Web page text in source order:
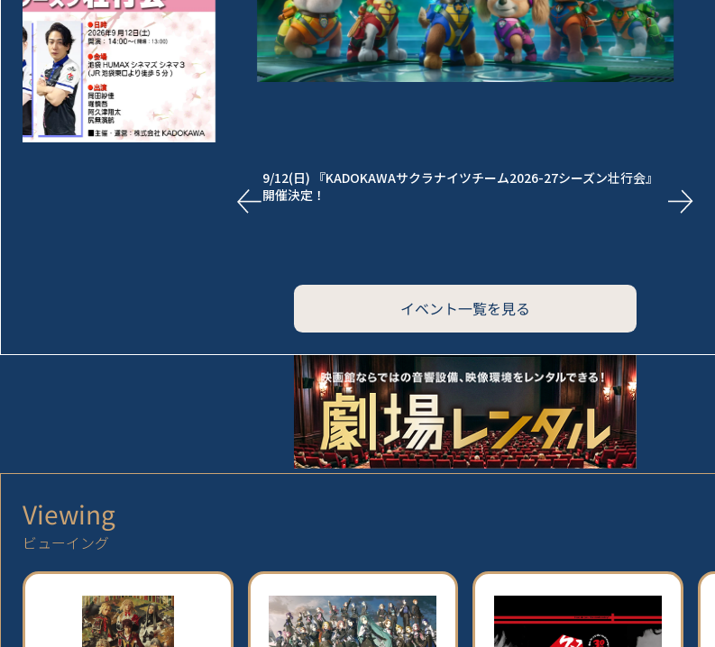
声出しOK＆照明 明るめ＆音量小さめでみんな安心！「パウっと！ファ
ミリーシアター」実施決定！
イベント一覧を見る
Viewing
ビューイング